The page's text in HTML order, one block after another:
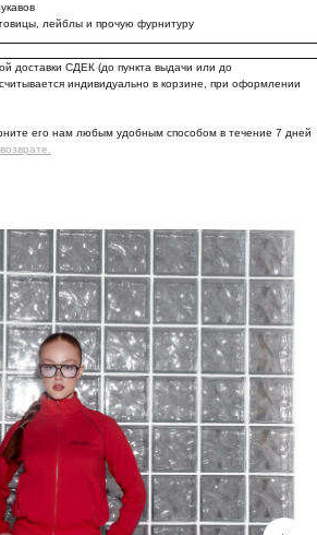
лейблы и прочую фурнитуру
доставки СДЕК (до пункта выдачи или до
индивидуально в корзине, при оформлении
его нам любым удобным способом в течение 7 дней